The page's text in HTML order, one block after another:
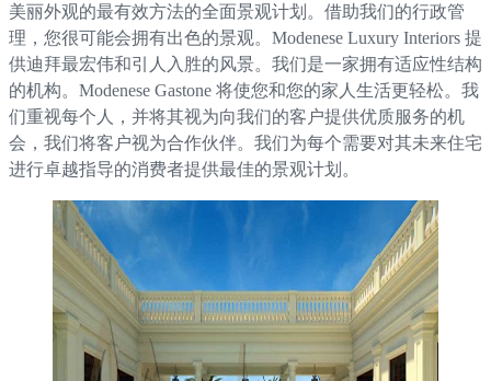
美丽外观的最有效方法的全面景观计划。借助我们的行政管
理，您很可能会拥有出色的景观。Modenese Luxury Interiors 提
供迪拜最宏伟和引人入胜的风景。我们是一家拥有适应性结构
的机构。Modenese Gastone 将使您和您的家人生活更轻松。我
们重视每个人，并将其视为向我们的客户提供优质服务的机
会，我们将客户视为合作伙伴。我们为每个需要对其未来住宅
进行卓越指导的消费者提供最佳的景观计划。